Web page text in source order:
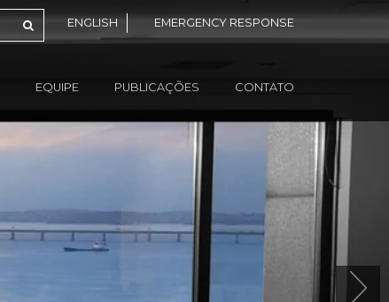
ENGLISH EMERGENCY RESPONSE
EQUIPE PUBLICAÇÕES CONTATO